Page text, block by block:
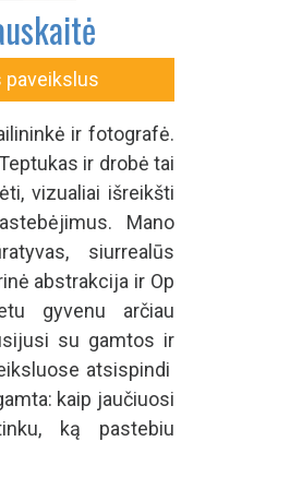
paveikslus
ir fotografė.
ir drobė tai
vizualiai išreikšti
Mano
siurrealūs
abstrakcija ir Op
gyvenu arčiau
su gamtos ir
atsispindi
kaip jaučiuosi
ką pastebiu